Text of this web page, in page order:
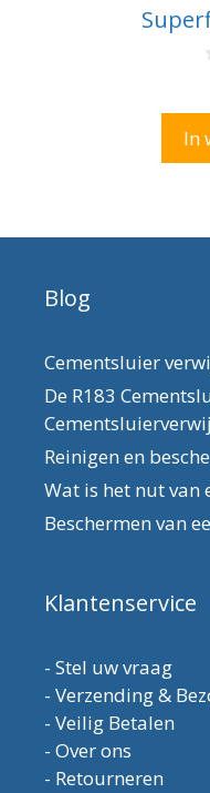
In
Blog
Cementsluier
De R183
Reinigen en
Wat is het nut van
Beschermen van
Klantenservice
- Stel uw vraag
- Verzending &
- Veilig Betalen
- Over ons
- Retourneren